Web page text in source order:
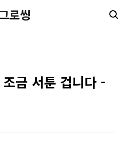
로씽
금 서툰 겁니다 -